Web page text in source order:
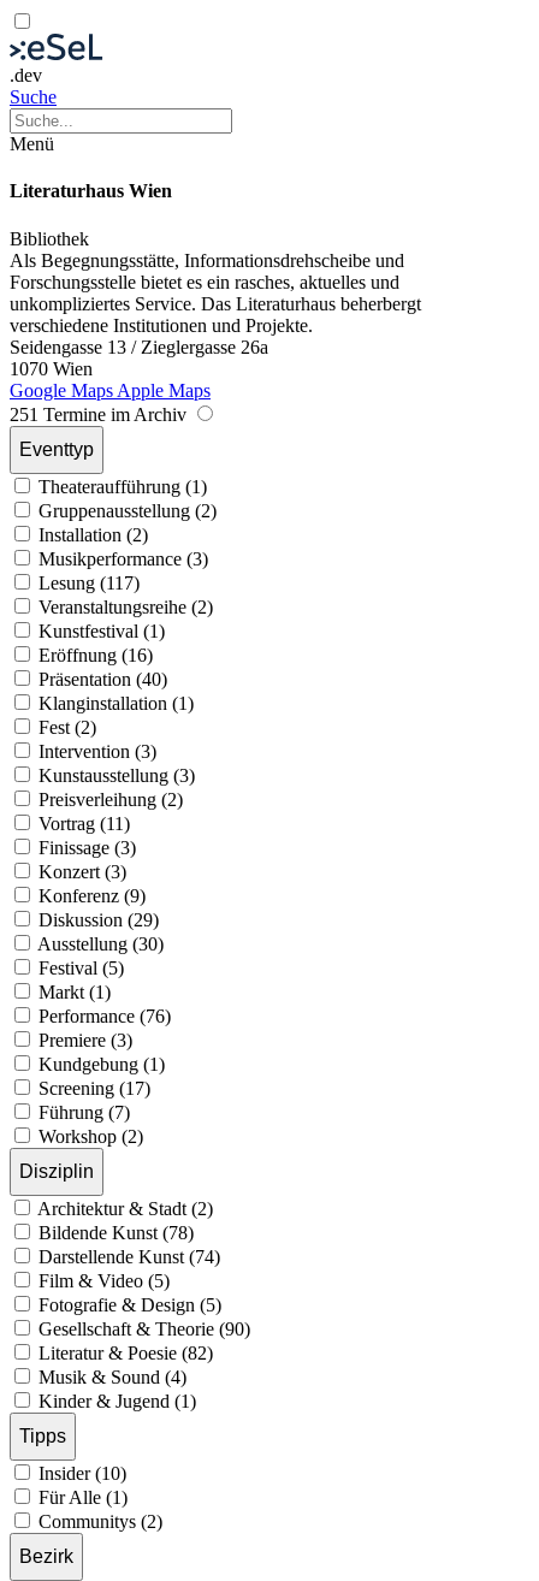
.dev
Suche
Menü
Literaturhaus Wien
Bibliothek
Als Begegnungsstätte, Informationsdrehscheibe und
Forschungsstelle bietet es ein rasches, aktuelles und
unkompliziertes Service. Das Literaturhaus beherbergt
verschiedene Institutionen und Projekte.
Seidengasse 13 / Zieglergasse 26a
1070 Wien
Google Maps Apple Maps
251 Termine im Archiv
Eventtyp
Theateraufführung (1)
Gruppenausstellung (2)
Installation (2)
Musikperformance (3)
Lesung (117)
Veranstaltungsreihe (2)
Kunstfestival (1)
Eröffnung (16)
Präsentation (40)
Klanginstallation (1)
Fest (2)
Intervention (3)
Kunstausstellung (3)
Preisverleihung (2)
Vortrag (11)
Finissage (3)
Konzert (3)
Konferenz (9)
Diskussion (29)
Ausstellung (30)
Festival (5)
Markt (1)
Performance (76)
Premiere (3)
Kundgebung (1)
Screening (17)
Führung (7)
Workshop (2)
Disziplin
Architektur & Stadt (2)
Bildende Kunst (78)
Darstellende Kunst (74)
Film & Video (5)
Fotografie & Design (5)
Gesellschaft & Theorie (90)
Literatur & Poesie (82)
Musik & Sound (4)
Kinder & Jugend (1)
Tipps
Insider (10)
Für Alle (1)
Communitys (2)
Bezirk